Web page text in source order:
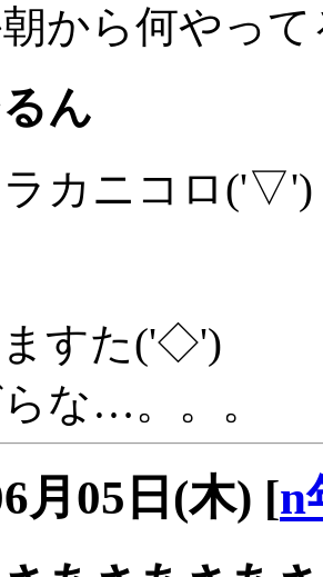
から何やっ
ん
ラカニコロ('▽')
すた('◇')ゞ
な…。。。
月05日(木) [n